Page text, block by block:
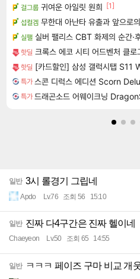
걸그룹 귀여운 아일릿 원희 [1]
섭컬겜 무한대 아난타 유출과 앞으로
실팰 실버 팰리스 CBT 화제의 순간·
핫딜 크록스 에코 시티 어드벤처 클로그
핫딜 [카드할인] 삼성 갤럭시탭 S11 WiFi
특가
특가
일반 3시 롤경기 그립네
Apdo Lv.76 조회 56 15:10
일반 진짜 다4구간은 진짜 헬이네
Chaeyeon Lv.50 조회 65 14:55
일반 ㅋㅋㅋ 페이즈 구마 비교 개